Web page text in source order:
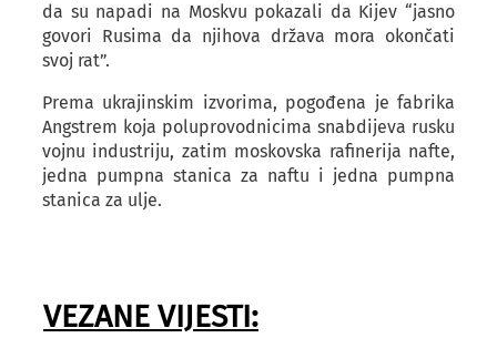
da su napadi na Moskvu pokazali da Kijev “jasno
govori Rusima da njihova država mora okončati
svoj rat”.
Prema ukrajinskim izvorima, pogođena je fabrika
Angstrem koja poluprovodnicima snabdijeva rusku
vojnu industriju, zatim moskovska rafinerija nafte,
jedna pumpna stanica za naftu i jedna pumpna
stanica za ulje.
VEZANE VIJESTI: